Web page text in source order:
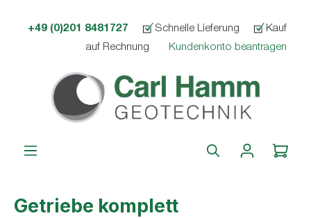
+49 (0)201 8481727 Schnelle Lieferung
Kauf
auf Rechnung
Kundenkonto beantragen
Getriebe komplett